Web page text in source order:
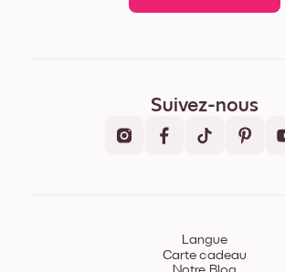
Suivez-nous
Langue
Carte cadeau